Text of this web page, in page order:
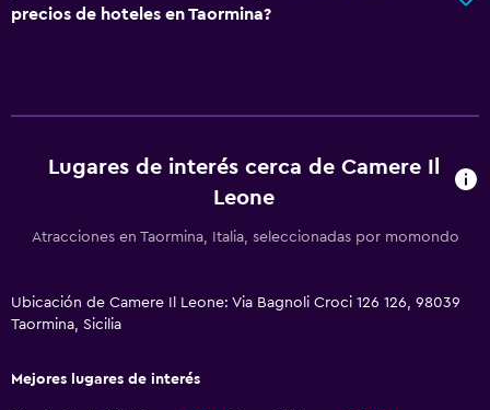
precios de hoteles en Taormina?
Lugares de interés cerca de Camere Il
Leone
Atracciones en Taormina, Italia, seleccionadas por momondo
Ubicación de Camere Il Leone: Via Bagnoli Croci 126 126, 98039
Taormina, Sicilia
Mejores lugares de interés